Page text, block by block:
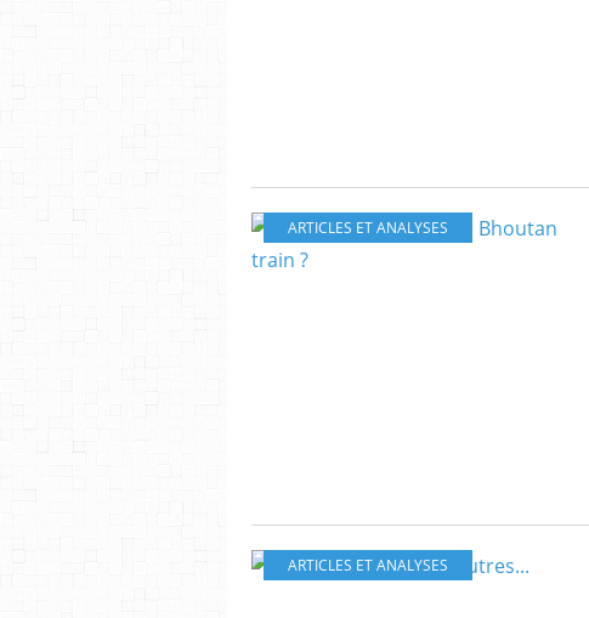
ARTICLES ET ANALYSES
ARTICLES ET ANALYSES